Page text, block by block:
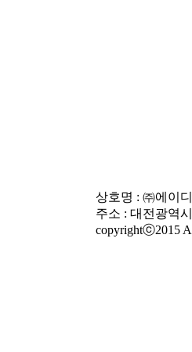
상호명 : ㈜에이
주소 : 대전광역
copyrightⓒ2015